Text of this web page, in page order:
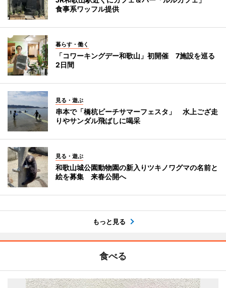
食事系ワッフル提供
暮らす・働く
「コワーキングデー和歌山」初開催 7施設を巡る
2日間
見る・遊ぶ
串本で「橋杭ビーチサマーフェスタ」 水上ござ走
りやサンダル飛ばしに喝采
見る・遊ぶ
和歌山城公園動物園の新入りツキノワグマの名前と
絵を募集 来春公開へ
もっと見る
食べる